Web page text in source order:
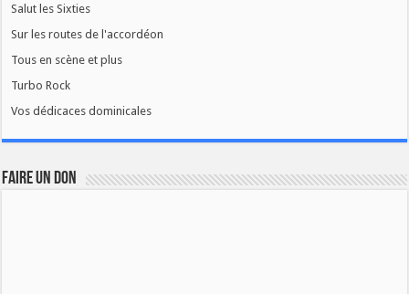
Salut les Sixties
Sur les routes de l'accordéon
Tous en scène et plus
Turbo Rock
Vos dédicaces dominicales
FAIRE UN DON